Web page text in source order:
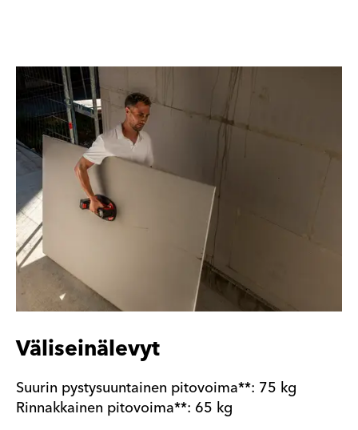
Väliseinälevyt
Suurin pystysuuntainen pitovoima**: 75 kg
Rinnakkainen pitovoima**: 65 kg